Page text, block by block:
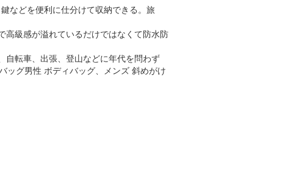
などを便利に仕分けて収納できる。旅
高級感が溢れているだけではなくて防水防
自転車、出張、登山などに年代を問わず
ッグ男性 ボディバッグ、メンズ 斜めがけ